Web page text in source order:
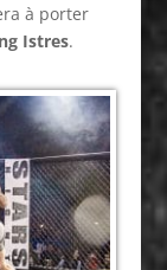
à porter
Istres.